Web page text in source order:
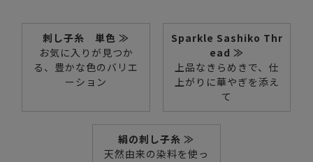
刺し子糸 単色 ≫
お気に入りが見つか
る、豊かな色のバリエ
ーション
Sparkle Sashiko Thr
ead ≫
上品なきらめきで、仕
上がりに華やぎを添え
て
絹の刺し子糸 ≫
天然由来の染料を使っ